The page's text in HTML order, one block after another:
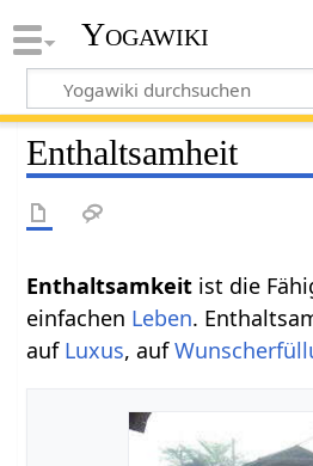
Yogawiki
Enthaltsamheit
Enthaltsamkeit ist die
einfachen Leben.
auf Luxus, auf